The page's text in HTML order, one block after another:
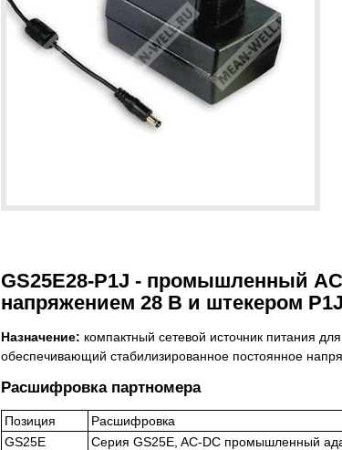
GS25E28-P1J - промышленный
напряжением 28 В и штекером
Назначение: компактный сетевой источник питания
обеспечивающий стабилизированное постоянное
Расшифровка партномера
Позиция
Расшифровка
GS25E
Серия GS25E, AC-DC промышленный